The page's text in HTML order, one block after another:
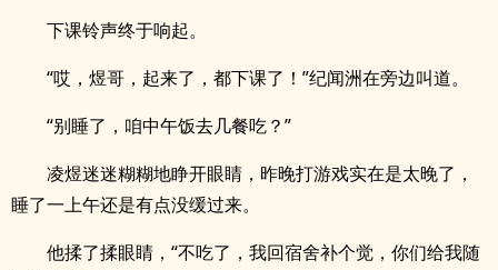
下课铃声终于响起。
“哎，煜哥，起来了，都下课了！”纪闻洲在旁边叫道。
“别睡了，咱中午饭去几餐吃？”
凌煜迷迷糊糊地睁开眼睛，昨晚打游戏实在是太晚了，
睡了一上午还是有点没缓过来。
他揉了揉眼睛，“不吃了，我回宿舍补个觉，你们给我随